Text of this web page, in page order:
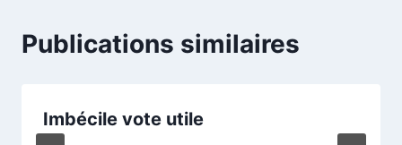
Publications similaires
Imbécile vote utile